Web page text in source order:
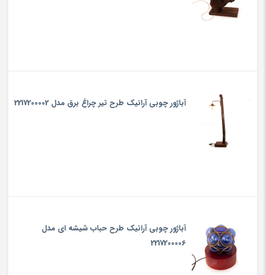
آباژور چوبی‏ آرانیک طرح ‏تیر چراغ برق‏ مدل 2217200002
آباژور چوبی‏ آرانیک ‏طرح ‏حباب شیشه ای‏ مدل
2217200006